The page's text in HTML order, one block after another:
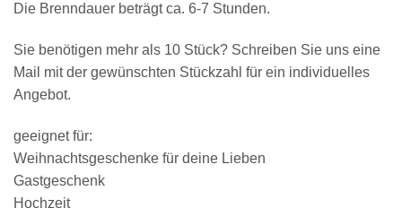
Die Brenndauer beträgt ca. 6-7 Stunden.
Sie benötigen mehr als 10 Stück? Schreiben Sie uns eine
Mail mit der gewünschten Stückzahl für ein individuelles
Angebot.
geeignet für:
Weihnachtsgeschenke für deine Lieben
Gastgeschenk
Hochzeit